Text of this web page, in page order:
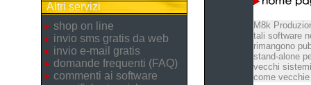
Altri servizi
shop on line
invio sms gratis da web
invio e-mail gratis
domande frequenti (FAQ)
commenti ai software
M8k
tali software
rimangono
stand-alone
vecchi
come